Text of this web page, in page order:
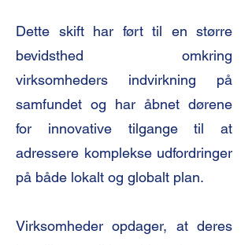
Dette skift har ført til en større
bevidsthed omkring
virksomheders indvirkning på
samfundet og har åbnet dørene
for innovative tilgange til at
adressere komplekse udfordringer
på både lokalt og globalt plan.
Virksomheder opdager, at deres